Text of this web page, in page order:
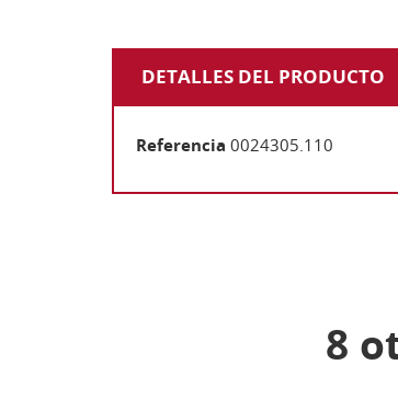
DETALLES DEL PRODUCTO
Referencia 0024305.110
8